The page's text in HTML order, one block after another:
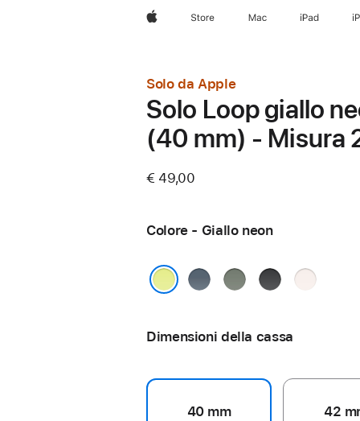
AppleStore Mac iPad
Solo da Apple
Solo Loop giallo
(40 mm) - Misura
€ 49,00
Colore - Giallo neon
Blu
Grigioverde
Nero
Rosa
Dimensioni della cassa
40 mm 42